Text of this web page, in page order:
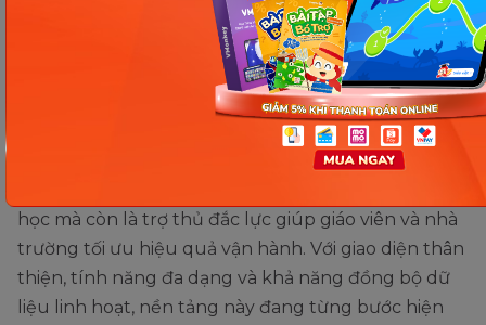
Nhóm tính năng Thống kê & xuất báo cáo
học mà còn là trợ thủ đắc lực giúp giáo viên và nhà
trường tối ưu hiệu quả vận hành. Với giao diện thân
thiện, tính năng đa dạng và khả năng đồng bộ dữ
liệu linh hoạt, nền tảng này đang từng bước hiện